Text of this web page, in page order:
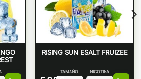
RISING SUN ESALT FRUIZEE
TAMAÑO NICOTINA